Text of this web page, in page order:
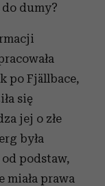
dumy?
po Fjällbace,
się
jej o złe
była
podstaw,
miała prawa